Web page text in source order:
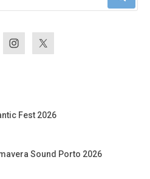
Fest 2026
Sound Porto 2026